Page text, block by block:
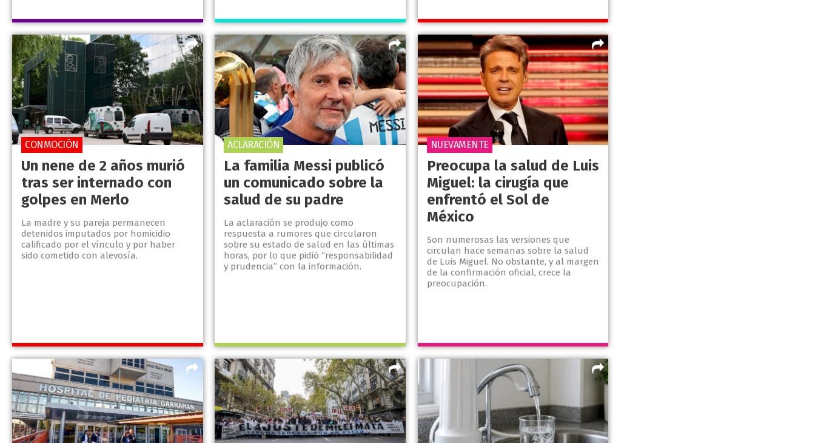
Un nene de 2 años murió
tras ser internado con
golpes en Merlo
La madre y su pareja permanecen
detenidos imputados por homicidio
calificado por el vínculo y por haber
sido cometido con alevosía.
CONMOCIÓN
La familia Messi publicó
un comunicado sobre la
salud de su padre
La aclaración se produjo como
respuesta a rumores que circularon
sobre su estado de salud en las últimas
horas, por lo que pidió “responsabilidad
y prudencia” con la información.
ACLARACIÓN
Preocupa la salud de Luis
Miguel: la cirugía que
enfrentó el Sol de
México
Son numerosas las versiones que
circulan hace semanas sobre la salud
de Luis Miguel. No obstante, y al margen
de la confirmación oficial, crece la
preocupación.
NUEVAMENTE